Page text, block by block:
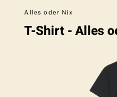
Alles oder Nix
T-Shirt - Alles